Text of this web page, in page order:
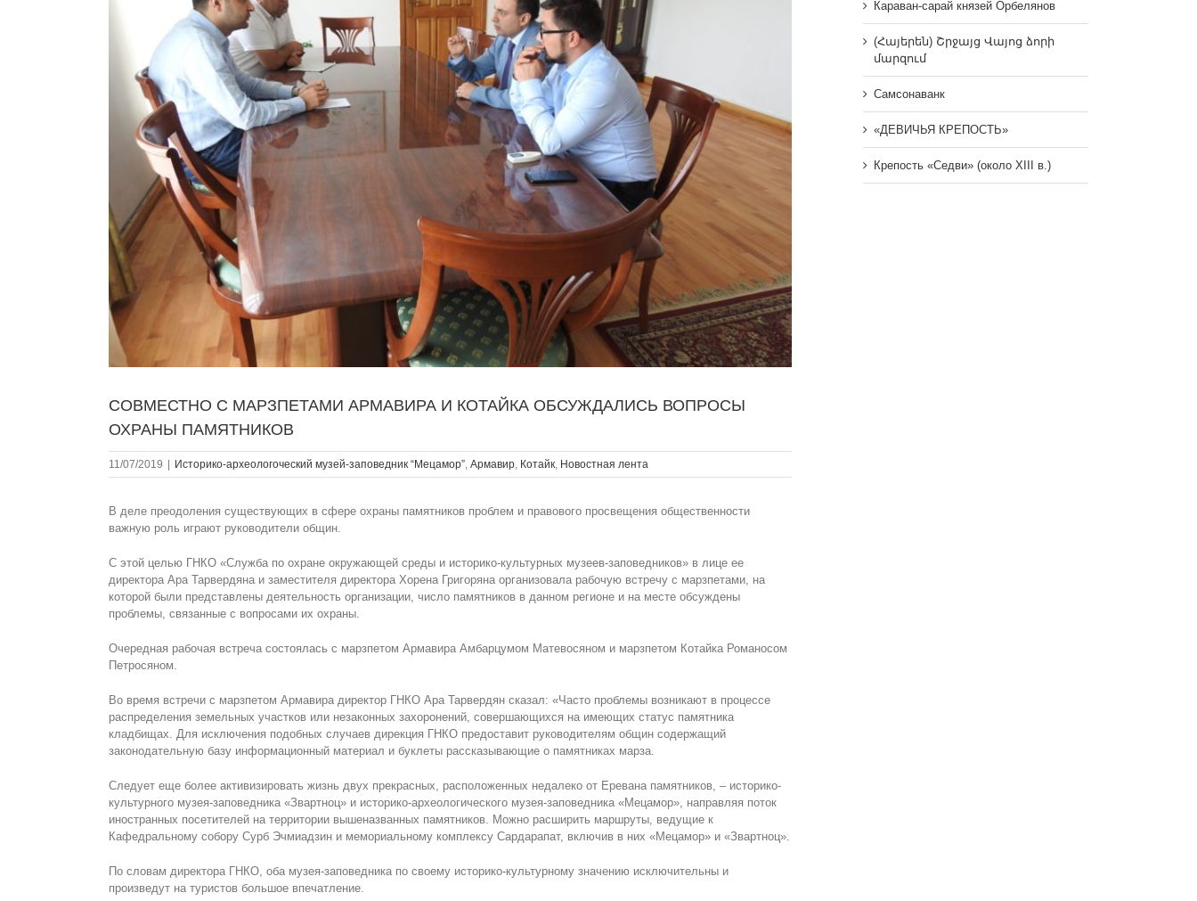
СОВМЕСТНО С МАРЗПЕТАМИ АРМАВИРА И КОТАЙКА ОБСУЖДАЛИСЬ ВОПРОСЫ
ОХРАНЫ ПАМЯТНИКОВ
11/07/2019 Историко-археологоческий музей-заповедник “Мецамор”, Армавир, Котайк, Новостная лента
В деле преодоления существующих в сфере охраны памятников проблем и правового просвещения общественности
важную роль играют руководители общин.
С этой целью ГНКО «Служба по охране окружающей среды и историко-культурных музеев-заповедников» в лице ее
директора Ара Тарвердяна и заместителя директора Хорена Григоряна организовала рабочую встречу с марзпетами, на
кoторой были представлены деятельность организации, число памятников в данном регионе и на месте обсуждены
проблемы, связанные с вопросами их охраны.
Очередная рабочая встреча состоялась с марзпетом Армавира Амбарцумом Матевосяном и марзпетом Котайка Романосом
Петросяном.
Во время встречи с марзпетом Армавира директор ГНКО Ара Тарвердян сказал: «Часто проблемы возникают в процессе
распределения земельных участков или незаконных захоронений, совершающихся на имеющих статус памятника
кладбищах. Для исключения подобных случаев дирекция ГНКО предоставит руководителям общин содержащий
законодательную базу информационный материал и буклеты рассказывающие о памятниках марза.
Следует еще более активизировать жизнь двух прекрасных, расположенных недалеко от Еревана памятников, – историко-
культурного музея-заповедника «Звартноц» и историко-археологического музея-заповедника «Мецамор», направляя поток
иностранных посетителей на территории вышеназванных памятников. Можно расширить маршруты, ведущие к
Кафедральному собору Сурб Эчмиадзин и мемориальному комплексу Сардарапат, включив в них «Мецамор» и «Звартноц».
По словам директора ГНКО, оба музея-заповедника по своему историко-культурному значению исключительны и
произведут на туристов большое впечатление.
Караван-сарай князей Орбелянов
(Հայերեն) Շրջայց Վայոց ձորի
մարզում
Самсонаванк
«ДЕВИЧЬЯ КРЕПОСТЬ»
Крепость «Седви» (около XIII в.)